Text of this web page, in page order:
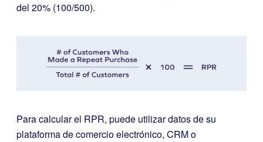
del 20% (100/500).
Para calcular el RPR, puede utilizar datos de su
plataforma de comercio electrónico, CRM o